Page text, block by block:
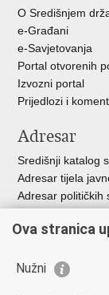
O Središnjem
e-Građani
e-Savjetovanja
Portal otvorenih
Izvozni portal
Prijedlozi i
Adresar
Središnji katalog
Adresar tijela
Adresar političkih
Besplatni telefoni
Važne
Ova stranica
Nužni